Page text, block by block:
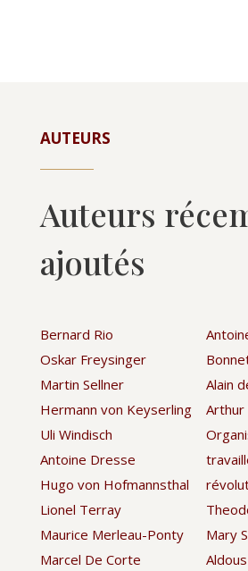
AUTEURS
Auteurs
ajoutés
Bernard Rio
Oskar Freysinger
Martin Sellner
Hermann von Keyserling
Uli Windisch
Antoine Dresse
Hugo von Hofmannsthal
Lionel Terray
Maurice Merleau-Ponty
Marcel De Corte
Alain
Arthur
Mary